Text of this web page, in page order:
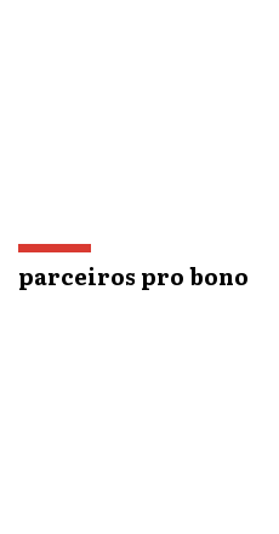
parceiros pro bono